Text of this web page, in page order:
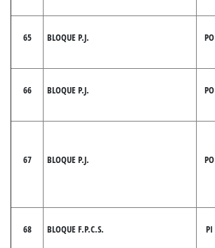
65 BLOQUE P.J. PO
66 BLOQUE P.J. PO
67 BLOQUE P.J. PO
68 BLOQUE F.P.C.S. PI